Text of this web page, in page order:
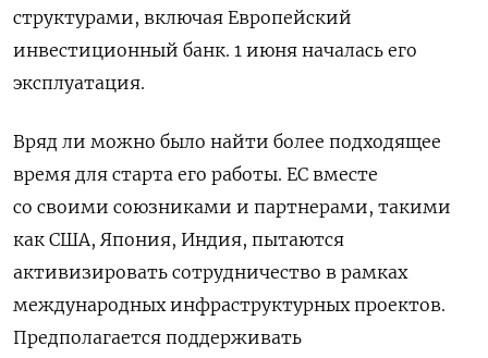
структурами, включая Европейский
инвестиционный банк. 1 июня началась его
эксплуатация.
Вряд ли можно было найти более подходящее
время для старта его работы. ЕС вместе
со своими союзниками и партнерами, такими
как США, Япония, Индия, пытаются
активизировать сотрудничество в рамках
международных инфраструктурных проектов.
Предполагается поддерживать